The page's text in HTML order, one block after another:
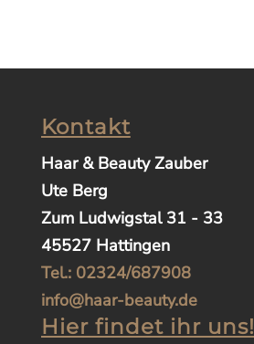
Kontakt
Haar & Beauty Zauber
Ute Berg
Zum Ludwigstal 31 - 33
45527 Hattingen
Tel.: 02324/687908
info@haar-beauty.de
Hier findet ihr uns!